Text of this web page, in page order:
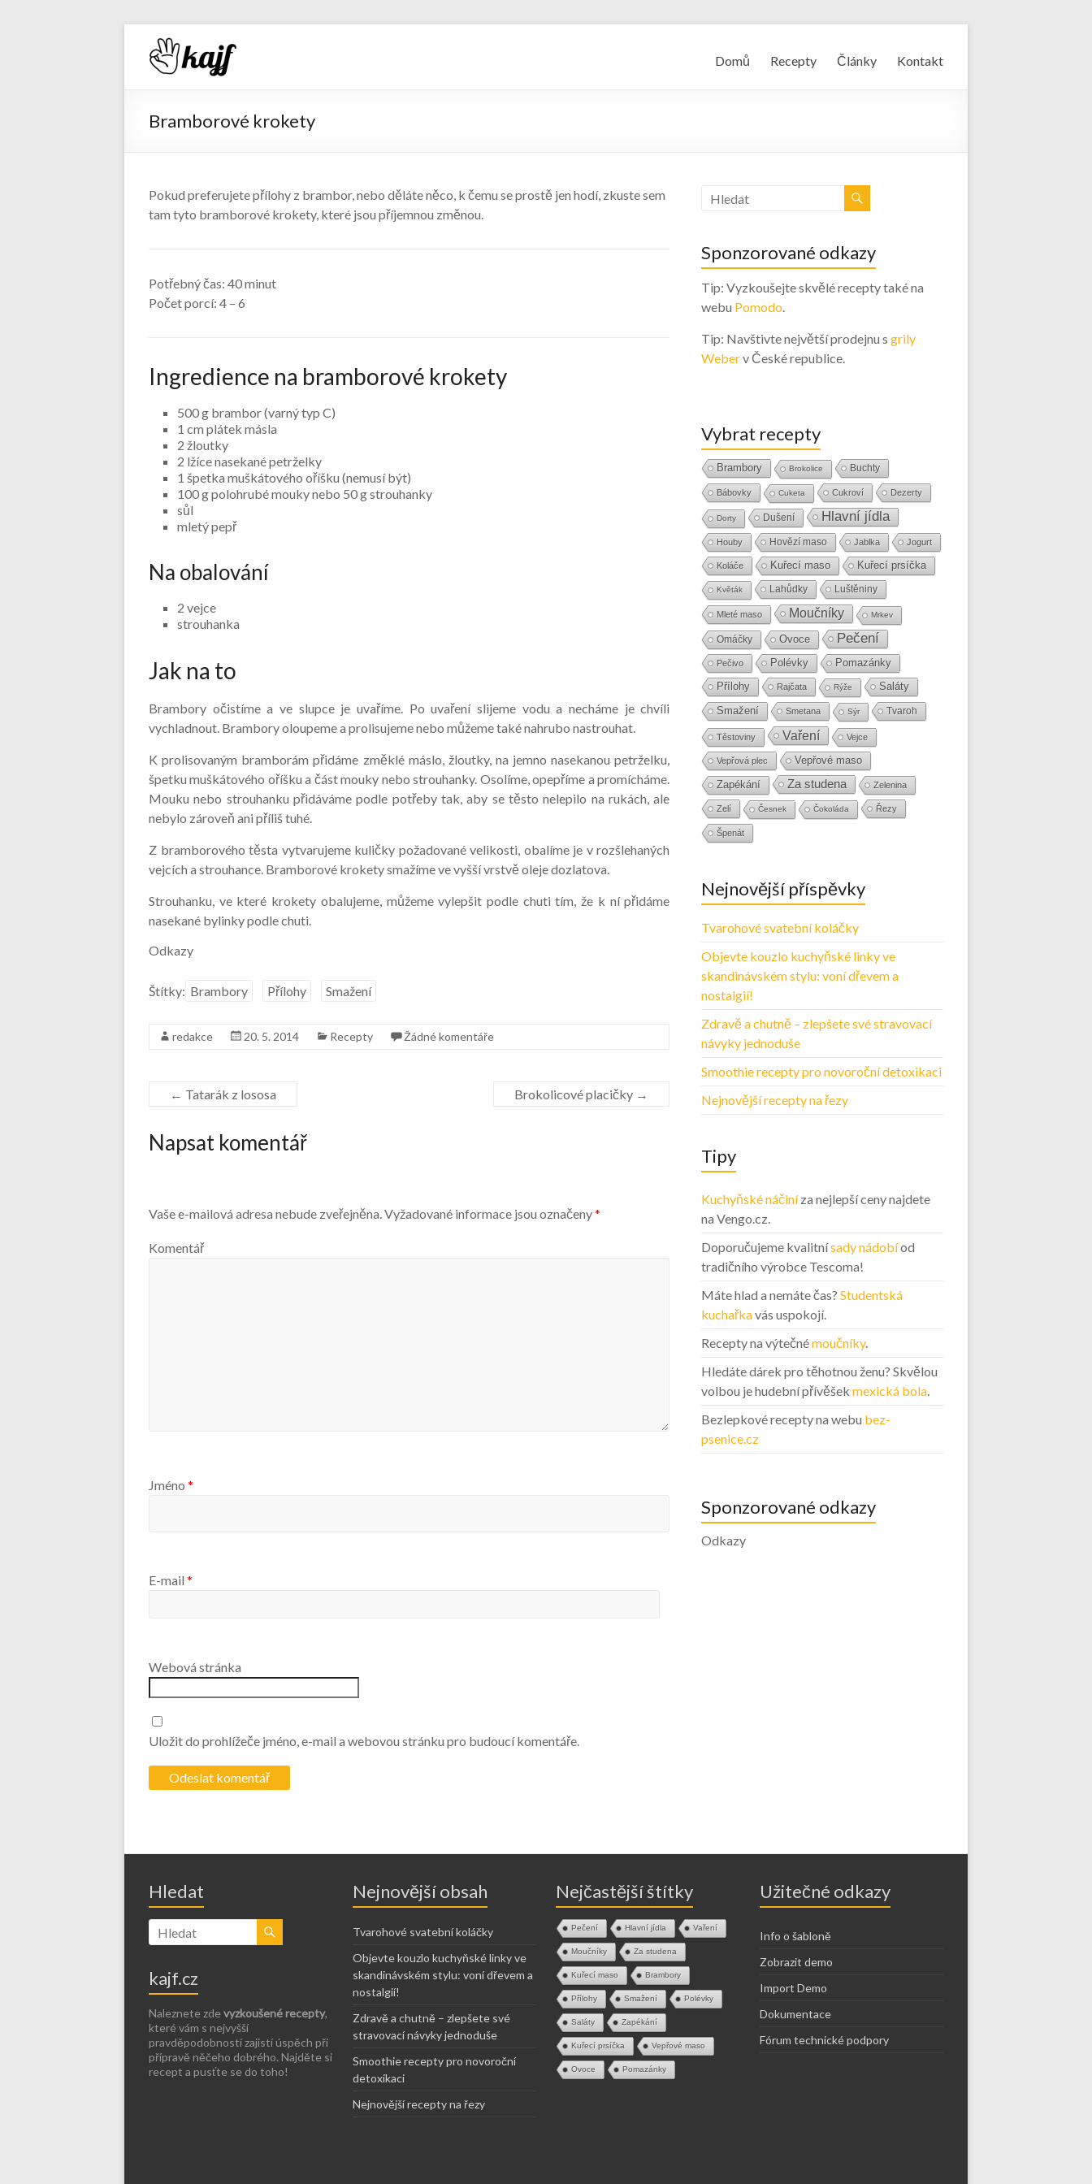
Domů Recepty Články Kontakt
Bramborové krokety
Pokud preferujete přílohy z brambor, nebo děláte něco, k čemu se prostě jen hodí, zkuste sem
tam tyto bramborové krokety, které jsou příjemnou změnou.
Potřebný čas: 40 minut
Počet porcí: 4 – 6
Ingredience na bramborové krokety
500 g brambor (varný typ C)
1 cm plátek másla
2 žloutky
2 lžíce nasekané petrželky
1 špetka muškátového oříšku (nemusí být)
100 g polohrubé mouky nebo 50 g strouhanky
sůl
mletý pepř
Na obalování
2 vejce
strouhanka
Jak na to
Brambory očistíme a ve slupce je uvaříme. Po uvaření slijeme vodu a necháme je chvíli
vychladnout. Brambory oloupeme a prolisujeme nebo můžeme také nahrubo nastrouhat.
K prolisovaným bramborám přidáme změklé máslo, žloutky, na jemno nasekanou petrželku,
špetku muškátového oříšku a část mouky nebo strouhanky. Osolíme, opepříme a promícháme.
Mouku nebo strouhanku přidáváme podle potřeby tak, aby se těsto nelepilo na rukách, ale
nebylo zároveň ani příliš tuhé.
Z bramborového těsta vytvarujeme kuličky požadované velikosti, obalíme je v rozšlehaných
vejcích a strouhance. Bramborové krokety smažíme ve vyšší vrstvě oleje dozlatova.
Strouhanku, ve které krokety obalujeme, můžeme vylepšit podle chuti tím, že k ní přidáme
nasekané bylinky podle chuti.
Odkazy
Štítky: Brambory Přílohy Smažení
redakce 20. 5. 2014 Recepty Žádné komentáře
← Tatarák z lososa Brokolicové placičky →
Napsat komentář
Vaše e-mailová adresa nebude zveřejněna.Vyžadované informace jsou označeny*
Komentář
Jméno *
E-mail *
Webová stránka
Uložit do prohlížeče jméno, e-mail a webovou stránku pro budoucí komentáře.
Sponzorované odkazy
Tip: Vyzkoušejte skvělé recepty také na
webu Pomodo.
Tip: Navštivte největší prodejnu s grily
Weberv České republice.
Vybrat recepty
Brambory Brokolice Buchty
Bábovky Cuketa Cukroví Dezerty
Dorty Dušení Hlavní jídla
Houby Hovězí maso Jablka Jogurt
Koláče Kuřecí maso Kuřecí prsíčka
Květák Lahůdky Luštěniny
Mleté maso Moučníky Mrkev
Omáčky Ovoce Pečení
Pečivo Polévky Pomazánky
Přílohy Rajčata Rýže
Saláty
Smažení
Smetana Sýr Tvaroh
Těstoviny Vaření Vejce
Vepřová plec
Vepřové maso
Zapékání
Za studena Zelenina
Zelí Česnek Čokoláda Řezy
Špenát
Nejnovější příspěvky
Tvarohové svatební koláčky
Objevte kouzlo kuchyňské linky ve
skandinávském stylu: voní dřevem a
nostalgií!
Zdravě a chutně – zlepšete své stravovací
návyky jednoduše
Smoothie recepty pro novoroční detoxikaci
Nejnovější recepty na řezy
Tipy
Kuchyňské náčiníza nejlepší ceny najdete
na Vengo.cz.
Doporučujeme kvalitnísady nádobíod
tradičního výrobce Tescoma!
Máte hlad a nemáte čas? Studentská
kuchařkavás uspokojí.
Recepty na výtečnémoučníky.
Hledáte dárek pro těhotnou ženu? Skvělou
volbou je hudební přívěšek mexická bola.
Bezlepkové recepty na webu bez-
psenice.cz
Sponzorované odkazy
Odkazy
Hledat
kajf.cz
Naleznete zde vyzkoušené recepty,
které vám s nejvyšší
pravděpodobností zajistí úspěch při
přípravě něčeho dobrého. Najděte si
recept a pusťte se do toho!
Nejnovější obsah
Tvarohové svatební koláčky
Objevte kouzlo kuchyňské linky ve
skandinávském stylu: voní dřevem a
nostalgií!
Zdravě a chutně – zlepšete své
stravovací návyky jednoduše
Smoothie recepty pro novoroční
detoxikaci
Nejnovější recepty na řezy
Nejčastější štítky
Pečení Hlavní jídla Vaření
Moučníky Za studena
Kuřecí maso Brambory
Přílohy Smažení Polévky
Saláty Zapékání
Kuřecí prsíčka Vepřové maso
Ovoce Pomazánky
Užitečné odkazy
Info o šabloně
Zobrazit demo
Import Demo
Dokumentace
Fórum technické podpory